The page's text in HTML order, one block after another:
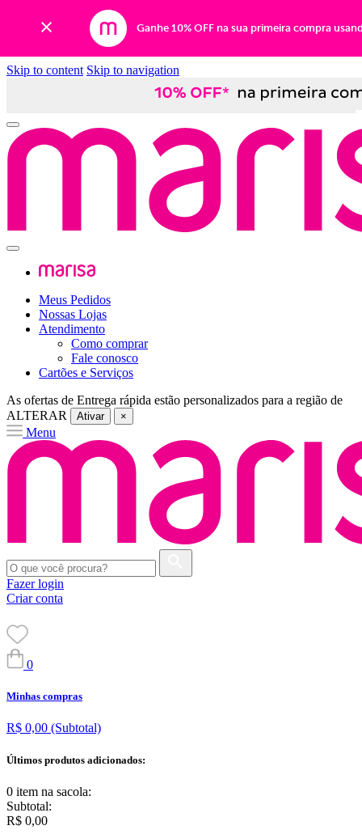
Ganhe 10% OFF na sua primeira compra
Skip to content Skip to navigation
Meus Pedidos
Nossas Lojas
Atendimento
Como comprar
Fale conosco
Cartões e Serviços
As ofertas de Entrega rápida estão personalizados para a região de
ALTERAR
Ativar ×
Menu
Fazer login
Criar conta
0
Minhas compras
R$ 0,00 (Subtotal)
Últimos produtos adicionados:
0 item na sacola:
Subtotal:
R$ 0,00